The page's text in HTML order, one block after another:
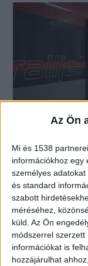
Az Ön
Mi és 1538
információkhoz egy
személyes
és standard
szabott
méréséhez,
küld. Az Ön
módszerrel
információkat is
hozzájárulhat
Támadás
kalauzt az
2026.08.1. 0:39
Letartóztatta a
aki a